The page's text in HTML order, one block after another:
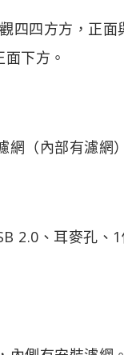
四四方方，正
下方。
（內部有濾網
2.0、耳麥孔、